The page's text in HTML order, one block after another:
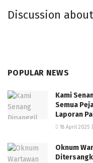
Tri Karya Mulya tanpa
biru (milik korban) di
“Atas perbuatannya
pasal 492 KUHP atau
hukuman penjara
Nara)
Discussion
POPULAR NEWS
Kami
Semua
Laporan
18 April 2025
Oknum